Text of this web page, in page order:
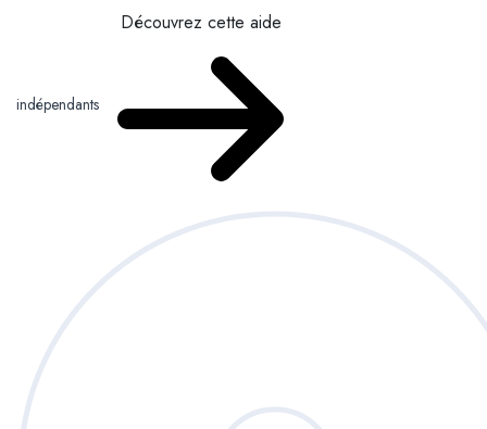
indépendants
Découvrez cette aide